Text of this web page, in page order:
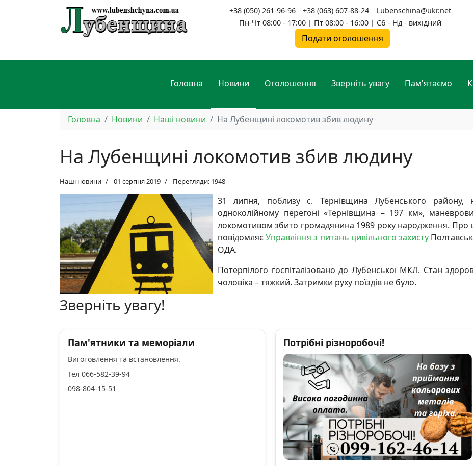
+38 (050) 261-96-96 +38 (063) 607-88-24
Lubenschina@ukr.net
Пн-Чт 08:00 - 17:00 | Пт 08:00 - 16:00 | Сб - Нд - вихідний
Подати оголошення
Головна Новини Оголошення Зверніть увагу Пам'ятаємо
Головна Новини Наші новини На Лубенщині локомотив збив людину
На Лубенщині локомотив збив людину
Наші новини 01 серпня 2019 Перегляди: 1948
31 липня, поблизу с. Тернівщина Лубенського району,
одноколійному перегоні «Тернівщина – 197 км»,
локомотивом збито громадянина 1989 року народження. Про
повідомляєУправління з питань цивільного захисту
ОДА.
Потерпілого госпіталізовано до Лубенської МКЛ. Стан
чоловіка – тяжкий. Затримки руху поїздів не було.
Зверніть увагу!
Пам'ятники та меморіали
Виготовлення та встановлення.
Тел 066-582-39-94
098-804-15-51
Потрібні різноробочі!